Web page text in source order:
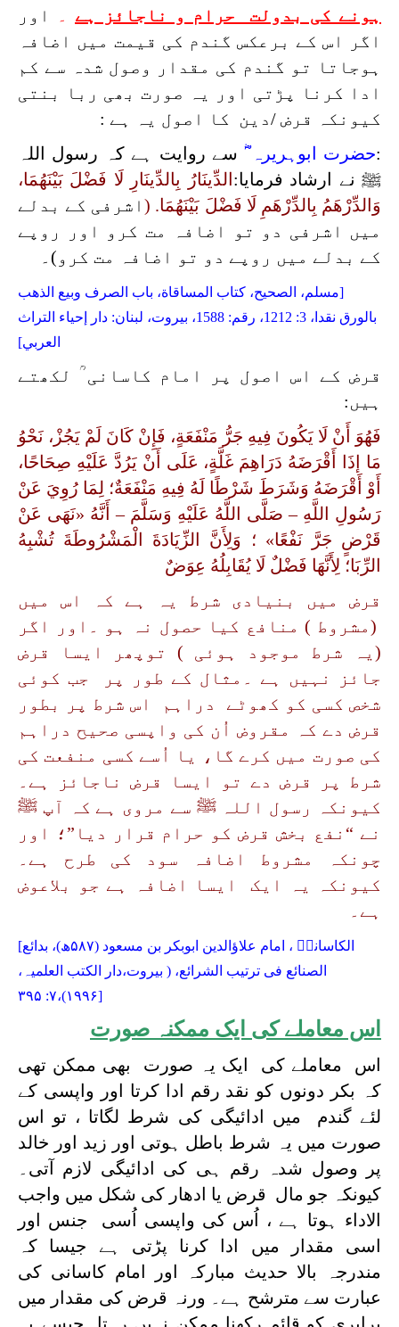
ہونے کی بدولت حرام و ناجائز ہے ۔
اور
اگر اس کے برعکس گندم کی قیمت میں اضافہ
ہوجاتا تو گندم کی مقدار وصول شدہ سے کم
ادا کرنا پڑتی اور یہ صورت بھی ربا بنتی
کیونکہ قرض /دین کا اصول یہ ہے :
:حضرت ابوہریرہ ؓسے روایت ہے کہ رسول اللہ
ﷺ نے ارشاد فرمایا: الدِّينَارُ بِالدِّينَارِ لَا فَضْلَ بَيْنَهُمَا،
وَالدِّرْهَمُ بِالدِّرْهَمِ لَا فَضْلَ بَيْنَهُمَا. (اشرفی کے بدلے
میں اشرفی دو تو اضافہ مت کرو اور روپے
کے بدلے میں روپے دو تو اضافہ مت کرو)۔
[مسلم، الصحیح، كتاب المساقاة، باب الصرف وبيع الذهب
بالورق نقدا، 3: 1212، رقم: 1588، بیروت، لبنان: دار إحیاء التراث
العربي]
قرض کے اس اصول پر امام کاسانی ؒ لکھتے
ہیں:
فَهُوَ أَنْ لَا يَكُونَ فِيهِ جَرُّ مَنْفَعَةٍ، فَإِنْ كَانَ لَمْ يَجُزْ، نَحْوُ
مَا إذَا أَقْرَضَهُ دَرَاهِمَ غَلَّةٍ، عَلَى أَنْ يَرُدَّ عَلَيْهِ صِحَاحًا،
أَوْ أَقْرَضَهُ وَشَرَطَ شَرْطًا لَهُ فِيهِ مَنْفَعَةٌ؛ لِمَا رُوِيَ عَنْ
رَسُولِ اللَّهِ – صَلَّى اللَّهُ عَلَيْهِ وَسَلَّمَ – أَنَّهُ «نَهَى عَنْ
قَرْضٍ جَرَّ نَفْعًا» ؛ وَلِأَنَّ الزِّيَادَةَ الْمَشْرُوطَةَ تُشْبِهُ
الرِّبَا؛ لِأَنَّهَا فَضْلٌ لَا يُقَابِلُهُ عِوَضٌ
قرض میں بنیادی شرط یہ ہے کہ اس میں
(مشروط ) منافع کیا حصول نہ ہو ۔اور اگر
(یہ شرط موجود ہوئی ) توپھر ایسا قرض
جائز نہیں ہے ۔مثال کے طور پر جب کوئی
شخص کسی کو کھوٹے دراہم اس شرط پر بطور
قرض دے کہ مقروض اُن کی واپسی صحیح دراہم
کی صورت میں کرے گا، یا اُسے کسی منفعت کی
شرط پر قرض دے تو ایسا قرض ناجائز ہے۔
کیونکہ رسول اللہ ﷺ سے مروی ہے کہ آپ ﷺ
نے “نفع بخش قرض کو حرام قرار دیا”؛ اور
چونکہ مشروط اضافہ سود کی طرح ہے۔
کیونکہ یہ ایک ایسا اضافہ ہے جو بلاعوض
ہے۔
[ الکاسانیؒ ، امام علاؤالدین ابوبکر بن مسعود (۵۸۷ھ
)، بدائع
الصنائع فی ترتیب الشرائع، ( بیروت،دار الكتب العلمیہ،
۱۹۹۶)،۷: ۳۹۵]
اس معاملے کی ایک ممکنہ صورت
اس معاملے کی ایک یہ صورت بھی ممکن تھی
کہ بکر دونوں کو نقد رقم ادا کرتا اور واپسی کے
لئے گندم میں ادائیگی کی شرط لگاتا ، تو اس
صورت میں یہ شرط باطل ہوتی اور زید اور خالد
پر وصول شدہ رقم ہی کی ادائیگی لازم آتی۔
کیونکہ جو مال قرض یا ادھار کی شکل میں واجب
الاداء ہوتا ہے ، اُس کی واپسی اُسی جنس اور
اسی مقدار میں ادا کرنا پڑتی ہے جیسا کہ
مندرجہ بالا حدیث مبارکہ اور امام کاسانی کی
عبارت سے مترشح ہے۔ ورنہ قرض کی مقدار میں